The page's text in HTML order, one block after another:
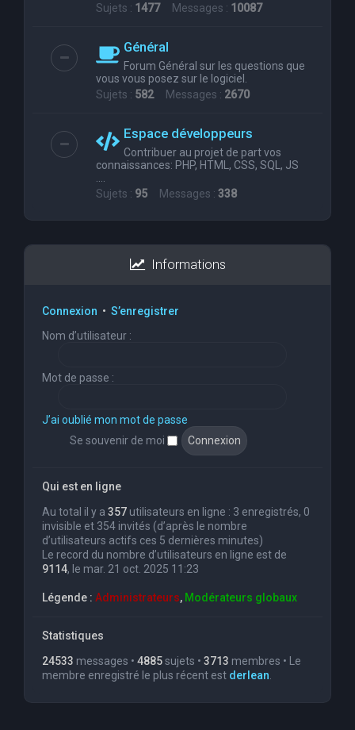
Sujets : 1477Messages : 10087
Général
Forum Général sur les questions que
vous vous posez sur le logiciel.
Sujets : 582Messages : 2670
Espace développeurs
Contribuer au projet de part vos
connaissances: PHP, HTML, CSS, SQL, JS
....
Sujets : 95 Messages : 338
Informations
Connexion • S’enregistrer
Nom d’utilisateur :
Mot de passe :
J’ai oublié mon mot de passe
Se souvenir de moi
Qui est en ligne
Au total il y a 357 utilisateurs en ligne : 3 enregistrés, 0
invisible et 354 invités (d’après le nombre
d’utilisateurs actifs ces 5 dernières minutes)
Le record du nombre d’utilisateurs en ligne est de
9114, le mar. 21 oct. 2025 11:23
Légende : Administrateurs, Modérateurs globaux
Statistiques
24533 messages • 4885sujets • 3713 membres • Le
membre enregistré le plus récent est derlean.